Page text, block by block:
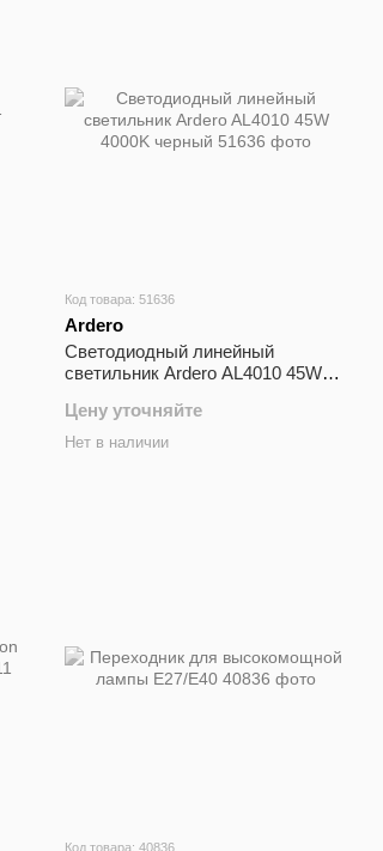
Код товара: 51636
Ardero
Cветодиодный линейный
светильник Ardero AL4010 45W
Цену уточняйте
Нет в наличии
Код товара: 40836